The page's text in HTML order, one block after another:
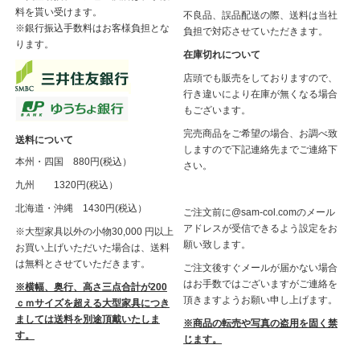
料を貰い受けます。
※銀行振込手数料はお客様負担とな
ります。
送料について
本州・四国 880円(税込）
九州 1320円(税込）
北海道・沖縄 1430円(税込）
※大型家具以外の小物30,000 円以上
お買い上げいただいた場合は、送料
は無料とさせていただきます。
※横幅、奥行、高さ三点合計が200
ｃｍサイズを超える大型家具につき
ましては送料を別途頂戴いたしま
す。
不良品、誤品配送の際、送料は当社
負担で対応させていただきます。
在庫切れについて
店頭でも販売をしておりますので、
行き違いにより在庫が無くなる場合
もございます。
完売商品をご希望の場合、お調べ致
しますので下記連絡先までご連絡下
さい。
ご注文前に@sam-col.comのメール
アドレスが受信できるよう設定をお
願い致します。
ご注文後すぐメールが届かない場合
はお手数ではございますがご連絡を
頂きますようお願い申し上げます。
※商品の転売や写真の盗用を固く禁
じます。